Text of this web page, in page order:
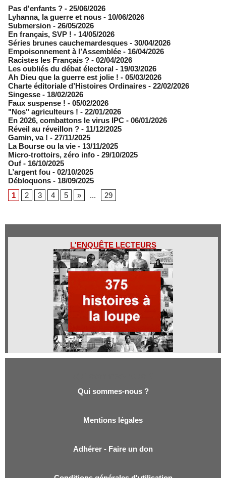
Pas d'enfants ? - 25/06/2026
​Lyhanna, la guerre et nous - 10/06/2026
Submersion - 26/05/2026
En français, SVP ! - 14/05/2026
​Séries brunes cauchemardesques - 30/04/2026
Empoisonnement à l’Assemblée­ - 16/04/2026
Racistes les Français ? - 02/04/2026
​Les oubliés du débat électoral - 19/03/2026
Ah Dieu que la guerre est jolie ! - 05/03/2026
Charte éditoriale d’Histoires Ordinaires - 22/02/2026
Singesse - 18/02/2026
Faux suspense ! - 05/02/2026
"Nos" agriculteurs ! - 22/01/2026
En 2026, combattons le virus IPC - 06/01/2026
Réveil au réveillon ? - 11/12/2025
Gamin, va ! - 27/11/2025
​La Bourse ou la vie - 13/11/2025
Micro-trottoirs, zéro info - 29/10/2025
Ouf - 16/10/2025
L’argent fou - 02/10/2025
Débloquons - 18/09/2025
1
2 3 4 5 » ... 29
L'ENQUÊTE LECTEURS
Qui sommes-nous ?
Mentions légales
Adhérer - Faire un don